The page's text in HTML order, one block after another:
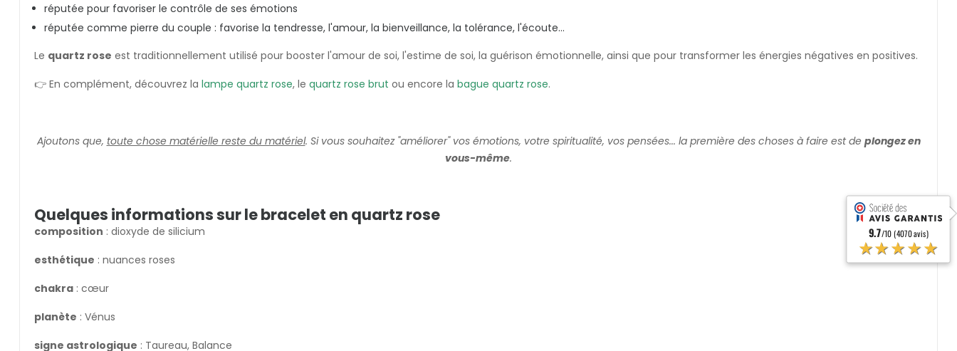
réputée pour favoriser le contrôle de ses émotions
réputée comme pierre du couple : favorise la tendresse, l'amour, la bienveillance, la tolérance, l'écoute...
Le quartz rose est traditionnellement utilisé pour booster l'amour de soi, l'estime de soi, la guérison émotionnelle, ainsi que pour transformer les énergies négatives en positives.
👉 En complément, découvrez la lampe quartz rose, le quartz rose brut ou encore la bague quartz rose.
Ajoutons que, toute chose matérielle reste du matériel. Si vous souhaitez "améliorer" vos émotions, votre spiritualité, vos pensées... la première des choses à faire est de plongez en
vous-même.
Quelques informations sur le bracelet en quartz rose
composition : dioxyde de silicium
esthétique : nuances roses
chakra : cœur
planète : Vénus
signe astrologique : Taureau, Balance
9.7/10 (4070 avis)
★★★★★